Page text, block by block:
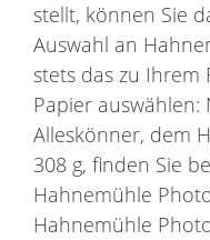
stellt, können Sie
Auswahl an
stets das zu Ihrem
Papier
Alleskönner, dem
308 g, finden Sie
Hahnemühle
Hahnemühle